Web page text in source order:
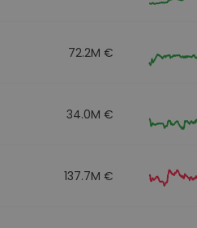
72.2M €
34.0M €
137.7M €